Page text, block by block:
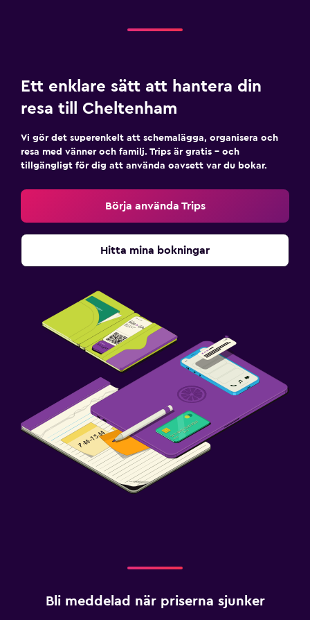
Ett enklare sätt att hantera din
resa till Cheltenham
Vi gör det superenkelt att schemalägga, organisera och
resa med vänner och familj. Trips är gratis – och
tillgängligt för dig att använda oavsett var du bokar.
Börja använda Trips
Hitta mina bokningar
Bli meddelad när priserna sjunker